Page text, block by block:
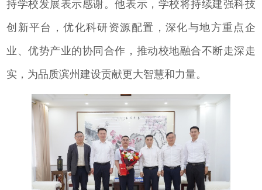
持学校发展表示感谢。他表示，学校将持续建强科技
创新平台，优化科研资源配置，深化与地方重点企
业、优势产业的协同合作，推动校地融合不断走深走
实，为品质滨州建设贡献更大智慧和力量。